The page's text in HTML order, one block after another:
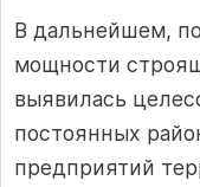
В дальнейшем,
мощности
выявилась
постоянных
предприятий